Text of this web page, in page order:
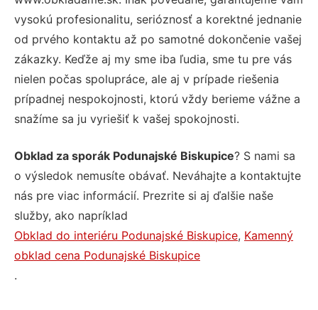
vysokú profesionalitu, serióznosť a korektné jednanie
od prvého kontaktu až po samotné dokončenie vašej
zákazky. Keďže aj my sme iba ľudia, sme tu pre vás
nielen počas spolupráce, ale aj v prípade riešenia
prípadnej nespokojnosti, ktorú vždy berieme vážne a
snažíme sa ju vyriešiť k vašej spokojnosti.
Obklad za sporák Podunajské Biskupice? S nami sa
o výsledok nemusíte obávať. Neváhajte a kontaktujte
nás pre viac informácií. Prezrite si aj ďalšie naše
služby, ako napríklad
Obklad do interiéru Podunajské Biskupice, Kamenný
obklad cena Podunajské Biskupice
.